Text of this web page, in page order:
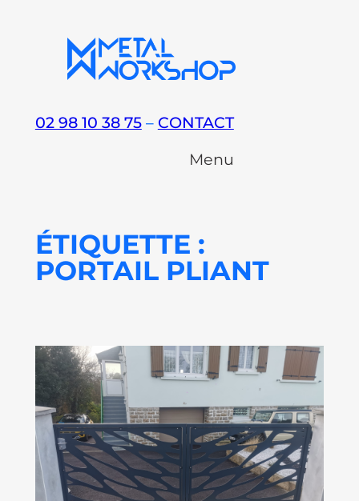
contenu
02 98 10 38 75– CONTACT
Menu
ÉTIQUETTE :
PORTAIL PLIANT